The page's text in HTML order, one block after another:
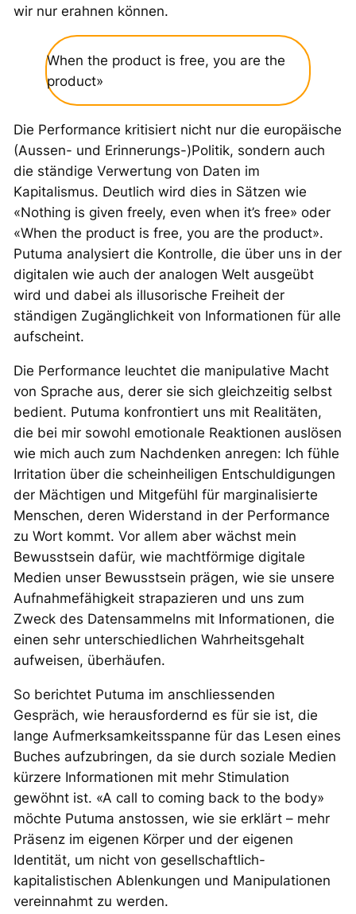
wir nur erahnen können.
When the product is free, you are the
product»
Die Performance kritisiert nicht nur die europäische
(Aussen- und Erinnerungs-)Politik, sondern auch
die ständige Verwertung von Daten im
Kapitalismus. Deutlich wird dies in Sätzen wie
«Nothing is given freely, even when it’s free» oder
«When the product is free, you are the product».
Putuma analysiert die Kontrolle, die über uns in der
digitalen wie auch der analogen Welt ausgeübt
wird und dabei als illusorische Freiheit der
ständigen Zugänglichkeit von Informationen für alle
aufscheint.
Die Performance leuchtet die manipulative Macht
von Sprache aus, derer sie sich gleichzeitig selbst
bedient. Putuma konfrontiert uns mit Realitäten,
die bei mir sowohl emotionale Reaktionen auslösen
wie mich auch zum Nachdenken anregen: Ich fühle
Irritation über die scheinheiligen Entschuldigungen
der Mächtigen und Mitgefühl für marginalisierte
Menschen, deren Widerstand in der Performance
zu Wort kommt. Vor allem aber wächst mein
Bewusstsein dafür, wie machtförmige digitale
Medien unser Bewusstsein prägen, wie sie unsere
Aufnahmefähigkeit strapazieren und uns zum
Zweck des Datensammelns mit Informationen, die
einen sehr unterschiedlichen Wahrheitsgehalt
aufweisen, überhäufen.
So berichtet Putuma im anschliessenden
Gespräch, wie herausfordernd es für sie ist, die
lange Aufmerksamkeitsspanne für das Lesen eines
Buches aufzubringen, da sie durch soziale Medien
kürzere Informationen mit mehr Stimulation
gewöhnt ist. «A call to coming back to the body»
möchte Putuma anstossen, wie sie erklärt – mehr
Präsenz im eigenen Körper und der eigenen
Identität, um nicht von gesellschaftlich-
kapitalistischen Ablenkungen und Manipulationen
vereinnahmt zu werden.